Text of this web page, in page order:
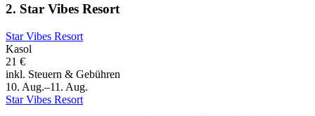
2. Star Vibes Resort
Star Vibes Resort
Kasol
21 €
inkl. Steuern & Gebühren
10. Aug.–11. Aug.
Star Vibes Resort